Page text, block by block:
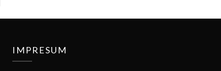
IMPRESUM